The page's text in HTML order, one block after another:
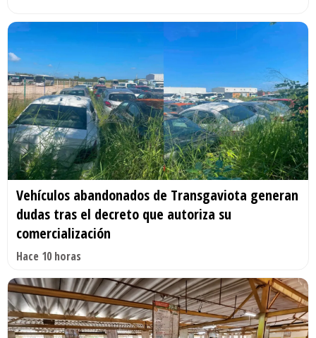
Vehículos abandonados de Transgaviota generan
dudas tras el decreto que autoriza su
comercialización
Hace 10 horas